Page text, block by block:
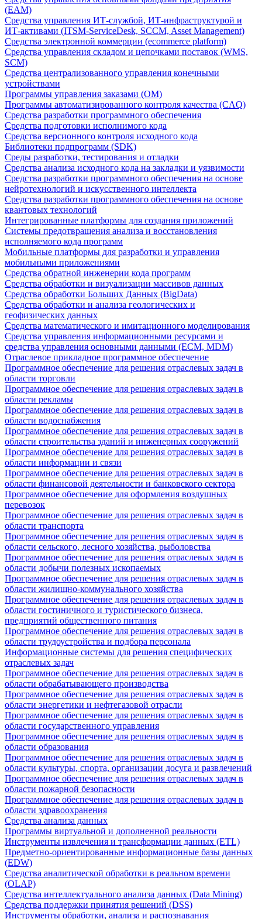
(EAM)
Средства управления ИТ-службой, ИТ-инфраструктурой и
ИТ-активами (ITSM-ServiceDesk, SCCM, Asset Management)
Средства электронной коммерции (ecommerce platform)
Средства управления складом и цепочками поставок (WMS,
SCM)
Средства централизованного управления конечными
устройствами
Программы управления заказами (OM)
Программы автоматизированного контроля качества (CAQ)
Средства разработки программного обеспечения
Средства подготовки исполнимого кода
Средства версионного контроля исходного кода
Библиотеки подпрограмм (SDK)
Среды разработки, тестирования и отладки
Средства анализа исходного кода на закладки и уязвимости
Средства разработки программного обеспечения на основе
нейротехнологий и искусственного интеллекта
Средства разработки программного обеспечения на основе
квантовых технологий
Интегрированные платформы для создания приложений
Системы предотвращения анализа и восстановления
исполняемого кода программ
Мобильные платформы для разработки и управления
мобильными приложениями
Средства обратной инженерии кода программ
Средства обработки и визуализации массивов данных
Средства обработки Больших Данных (BigData)
Средства обработки и анализа геологических и
геофизических данных
Средства математического и имитационного моделирования
Средства управления информационными ресурсами и
средства управления основными данными (ECM, MDM)
Отраслевое прикладное программное обеспечение
Программное обеспечение для решения отраслевых задач в
области торговли
Программное обеспечение для решения отраслевых задач в
области рекламы
Программное обеспечение для решения отраслевых задач в
области водоснабжения
Программное обеспечение для решения отраслевых задач в
области строительства зданий и инженерных сооружений
Программное обеспечение для решения отраслевых задач в
области информации и связи
Программное обеспечение для решения отраслевых задач в
области финансовой деятельности и банковского сектора
Программное обеспечение для оформления воздушных
перевозок
Программное обеспечение для решения отраслевых задач в
области транспорта
Программное обеспечение для решения отраслевых задач в
области сельского, лесного хозяйства, рыболовства
Программное обеспечение для решения отраслевых задач в
области добычи полезных ископаемых
Программное обеспечение для решения отраслевых задач в
области жилищно-коммунального хозяйства
Программное обеспечение для решения отраслевых задач в
области гостиничного и туристического бизнеса,
предприятий общественного питания
Программное обеспечение для решения отраслевых задач в
области трудоустройства и подбора персонала
Информационные системы для решения специфических
отраслевых задач
Программное обеспечение для решения отраслевых задач в
области обрабатывающего производства
Программное обеспечение для решения отраслевых задач в
области энергетики и нефтегазовой отрасли
Программное обеспечение для решения отраслевых задач в
области государственного управления
Программное обеспечение для решения отраслевых задач в
области образования
Программное обеспечение для решения отраслевых задач в
области культуры, спорта, организации досуга и развлечений
Программное обеспечение для решения отраслевых задач в
области пожарной безопасности
Программное обеспечение для решения отраслевых задач в
области здравоохранения
Средства анализа данных
Программы виртуальной и дополненной реальности
Инструменты извлечения и трансформации данных (ETL)
Предметно-ориентированные информационные базы данных
(EDW)
Средства аналитической обработки в реальном времени
(OLAP)
Средства интеллектуального анализа данных (Data Mining)
Средства поддержки принятия решений (DSS)
Инструменты обработки, анализа и распознавания